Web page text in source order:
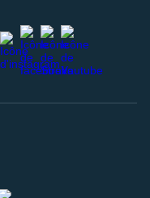
instagram
facebook
stravayoutube